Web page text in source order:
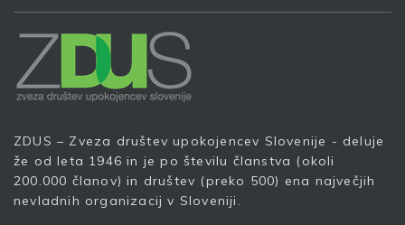
ZDUS – Zveza društev upokojencev Slovenije - deluje
že od leta 1946 in je po številu članstva (okoli
200.000 članov) in društev (preko 500) ena največjih
nevladnih organizacij v Sloveniji.